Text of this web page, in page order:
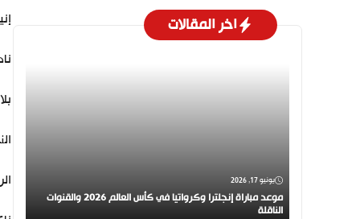
اخر المقالات
يونيو 17, 2026
موعد مباراة إنجلترا وكرواتيا في كأس العالم 2026 والقنوات
الناقلة